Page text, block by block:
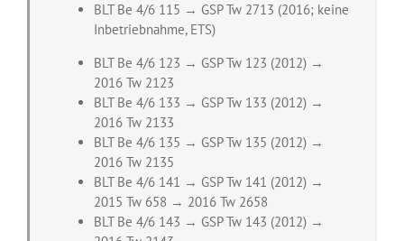
BLT Be 4/6 115 → GSP Tw 2713 (2016; keine
Inbetriebnahme, ETS)
BLT Be 4/6 123 → GSP Tw 123 (2012) →
2016 Tw 2123
BLT Be 4/6 133 → GSP Tw 133 (2012) →
2016 Tw 2133
BLT Be 4/6 135 → GSP Tw 135 (2012) →
2016 Tw 2135
BLT Be 4/6 141 → GSP Tw 141 (2012) →
2015 Tw 658 → 2016 Tw 2658
BLT Be 4/6 143 → GSP Tw 143 (2012) →